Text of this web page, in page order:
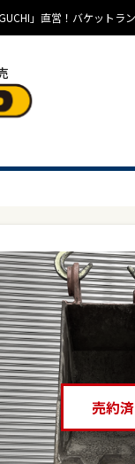
」直営！バケットラ
売約済